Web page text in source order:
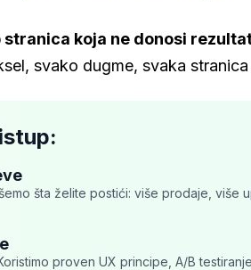
stranica koja ne donosi
svako dugme, svaka stranica
šta želite postići: više prodaje, više
proven UX principe, A/B